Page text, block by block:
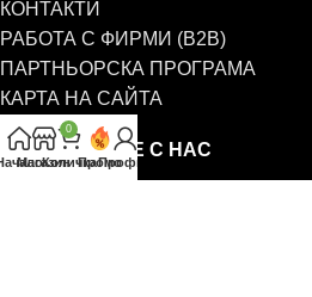
КОНТАКТИ
РАБОТА С ФИРМИ (B2B)
ПАРТНЬОРСКА ПРОГРАМА
КАРТА НА САЙТА
СВЪРЖЕТЕ СЕ С НАС
Магазин
0
КоличкаПромоПрофил